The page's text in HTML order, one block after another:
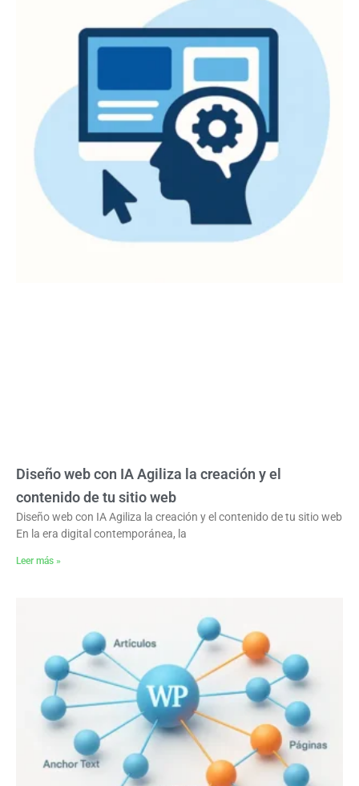
Diseño web con IA Agiliza la creación y el
contenido de tu sitio web
Diseño web con IA Agiliza la creación y el contenido de tu sitio web
En la era digital contemporánea, la
Leer más »